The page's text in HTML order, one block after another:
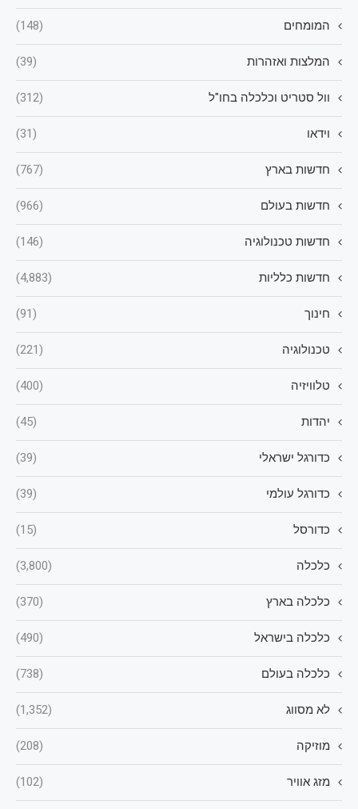
המומחים (148)
המלצות ואזהרות (39)
וול סטריט וכלכלה בחו"ל (312)
וידאו (31)
חדשות בארץ (767)
חדשות בעולם (966)
חדשות טכנולוגיה (146)
חדשות כלליות (4,883)
חינוך (91)
טכנולוגיה (221)
טלוויזיה (400)
יהדות (45)
כדורגל ישראלי (39)
כדורגל עולמי (39)
כדורסל (15)
כלכלה (3,800)
כלכלה בארץ (370)
כלכלה בישראל (490)
כלכלה בעולם (738)
לא מסווג (1,352)
מוזיקה (208)
מזג אוויר (102)